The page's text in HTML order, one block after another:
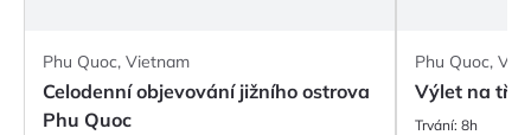
Phu Quoc, Vietnam
Celodenní objevování jižního ostrova
Phu Quoc
Phu Quoc,
Výlet na tři
Trvání: 8h